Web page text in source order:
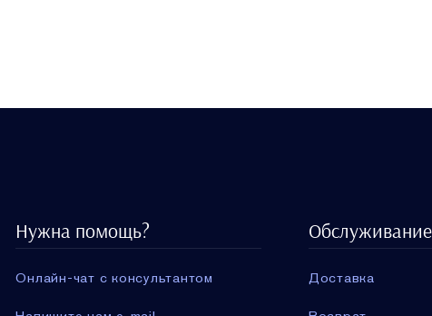
Нужна помощь?
Онлайн-чат с консультантом Доставка